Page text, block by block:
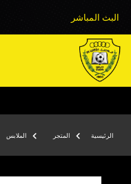
البث المباشر
الرئيسية المتجر الملابس